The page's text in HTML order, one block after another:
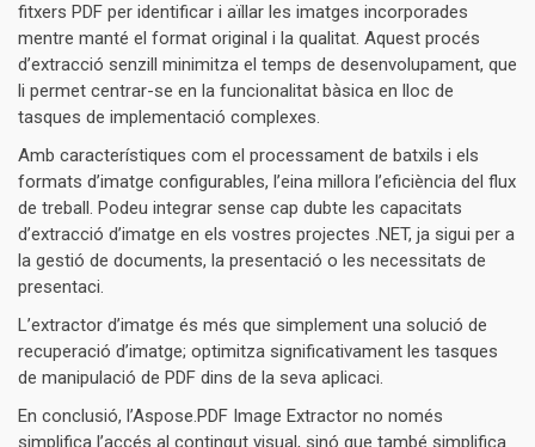
fitxers PDF per identificar i aïllar les imatges incorporades
mentre manté el format original i la qualitat. Aquest procés
d’extracció senzill minimitza el temps de desenvolupament, que
li permet centrar-se en la funcionalitat bàsica en lloc de
tasques de implementació complexes.
Amb característiques com el processament de batxils i els
formats d’imatge configurables, l’eina millora l’eficiència del flux
de treball. Podeu integrar sense cap dubte les capacitats
d’extracció d’imatge en els vostres projectes .NET, ja sigui per a
la gestió de documents, la presentació o les necessitats de
presentaci.
L’extractor d’imatge és més que simplement una solució de
recuperació d’imatge; optimitza significativament les tasques
de manipulació de PDF dins de la seva aplicaci.
En conclusió, l’Aspose.PDF Image Extractor no només
simplifica l’accés al contingut visual, sinó que també simplifica